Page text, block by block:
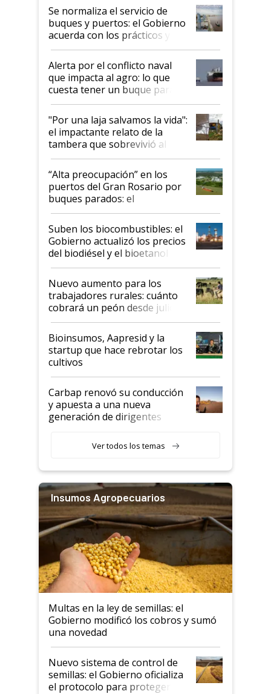
Se normaliza el servicio de
buques y puertos: el Gobierno
acuerda con los prácticos y
suspende el decreto de
desregulación
Alerta por el conflicto naval
que impacta al agro: lo que
cuesta tener un buque parado
y el peligro de que Argentina
pase a ser "país sucio"
"Por una laja salvamos la vida":
el impactante relato de la
tambera que sobrevivió al
tornado
“Alta preocupación” en los
puertos del Gran Rosario por
buques parados: el
funcionamiento de las
exportadoras en tensión tras
la medida de fuerza de los
prácticos
Suben los biocombustibles: el
Gobierno actualizó los precios
del biodiésel y el bioetanol
Nuevo aumento para los
trabajadores rurales: cuánto
cobrará un peón desde julio
Bioinsumos, Aapresid y la
startup que hace rebrotar los
cultivos
Carbap renovó su conducción
y apuesta a una nueva
generación de dirigentes
Ver todos los temas
Insumos Agropecuarios
Multas en la ley de semillas: el
Gobierno modificó los cobros y sumó
una novedad
Nuevo sistema de control de
semillas: el Gobierno oficializa
el protocolo para proteger la